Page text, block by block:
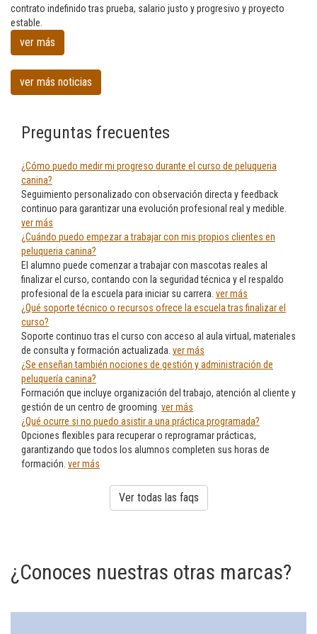
en
Peluqueria
contrato indefinido tras prueba, salario justo y progresivo y proyecto
estable.
ver más
ver más noticias
Preguntas frecuentes
¿Cómo puedo medir mi progreso durante el curso de peluqueria
canina?
Seguimiento personalizado con observación directa y feedback
continuo para garantizar una evolución profesional real y medible.
ver más
¿Cuándo puedo empezar a trabajar con mis propios clientes en
peluqueria canina?
El alumno puede comenzar a trabajar con mascotas reales al
finalizar el curso, contando con la seguridad técnica y el respaldo
profesional de la escuela para iniciar su carrera. ver más
¿Qué soporte técnico o recursos ofrece la escuela tras finalizar el
curso?
Soporte continuo tras el curso con acceso al aula virtual, materiales
de consulta y formación actualizada. ver más
¿Se enseñan también nociones de gestión y administración de
peluquería canina?
Formación que incluye organización del trabajo, atención al cliente y
gestión de un centro de grooming. ver más
¿Qué ocurre si no puedo asistir a una práctica programada?
Opciones flexibles para recuperar o reprogramar prácticas,
garantizando que todos los alumnos completen sus horas de
formación. ver más
Ver todas las faqs
¿Conoces nuestras otras marcas?